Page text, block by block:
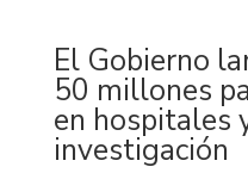
El Gobierno
50 millones
en hospitales
investigación